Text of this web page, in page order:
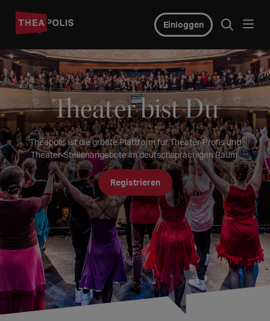
Einloggen
Theater bist Du
Theapolis ist die größte Plattform für Theater-Profis und
Theater-Stellenangebote im deutschsprachigen Raum.
Registrieren